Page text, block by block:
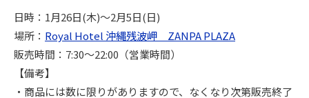
日時：1月26日(木)～2月5日(日)
場所： Royal Hotel 沖縄残波岬 ZANPA PLAZA
販売時間：7:30～22:00（営業時間）
【備考】
・商品には数に限りがありますので、なくなり次第販売終了